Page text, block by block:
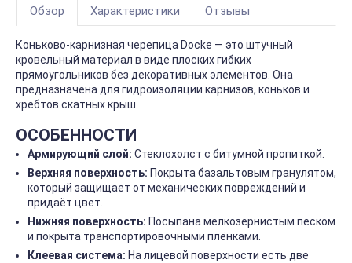
Обзор Характеристики Отзывы
Коньково-карнизная черепица Docke — это штучный
кровельный материал в виде плоских гибких
прямоугольников без декоративных элементов. Она
предназначена для гидроизоляции карнизов, коньков и
хребтов скатных крыш.
ОСОБЕННОСТИ
Армирующий слой: Стеклохолст с битумной пропиткой.
Верхняя поверхность: Покрыта базальтовым гранулятом,
который защищает от механических повреждений и
придаёт цвет.
Нижняя поверхность: Посыпана мелкозернистым песком
и покрыта транспортировочными плёнками.
Клеевая система: На лицевой поверхности есть две